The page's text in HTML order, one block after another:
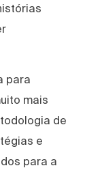
para
mais
de
e
para a